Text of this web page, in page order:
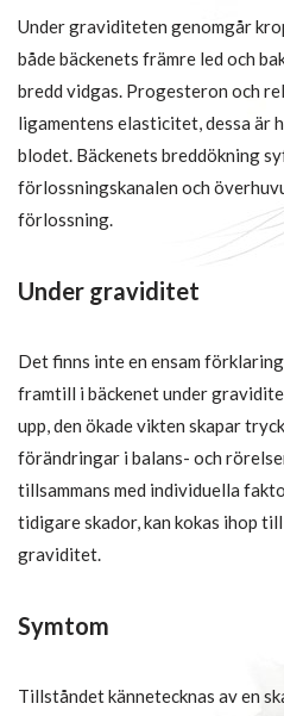
Under graviditeten genomgår
både bäckenets främre led och
bredd vidgas. Progesteron och
ligamentens elasticitet, dessa är
blodet. Bäckenets breddökning
förlossningskanalen och
förlossning.
Under graviditet
Det finns inte en ensam
framtill i bäckenet under
upp, den ökade vikten skapar
förändringar i balans- och
tillsammans med individuella
tidigare skador, kan kokas ihop
graviditet.
Symtom
Tillståndet kännetecknas av en